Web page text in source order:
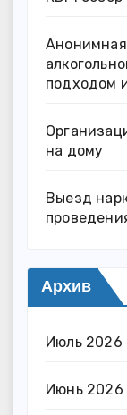
подходом
на дому
Выезд
Архив
Июль 2026
Июнь 2026